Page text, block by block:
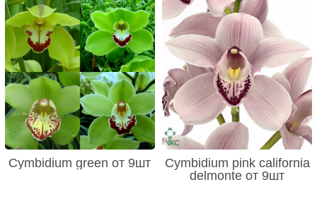
Cymbidium green от 9шт
Cymbidium pink california
delmonte от 9шт